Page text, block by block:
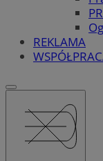
REKLAMA